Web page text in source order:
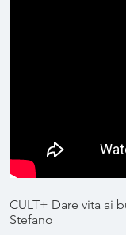
CULT+ Dare vita ai
Stefano